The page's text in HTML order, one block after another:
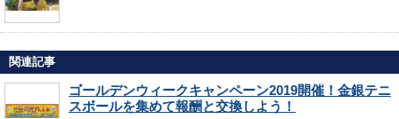
関連記事
ゴールデンウィークキャンペーン2019開催！金銀テニ
スボールを集めて報酬と交換しよう！